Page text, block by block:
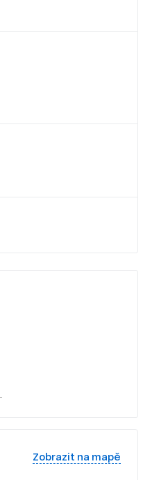
Zobrazit na mapě